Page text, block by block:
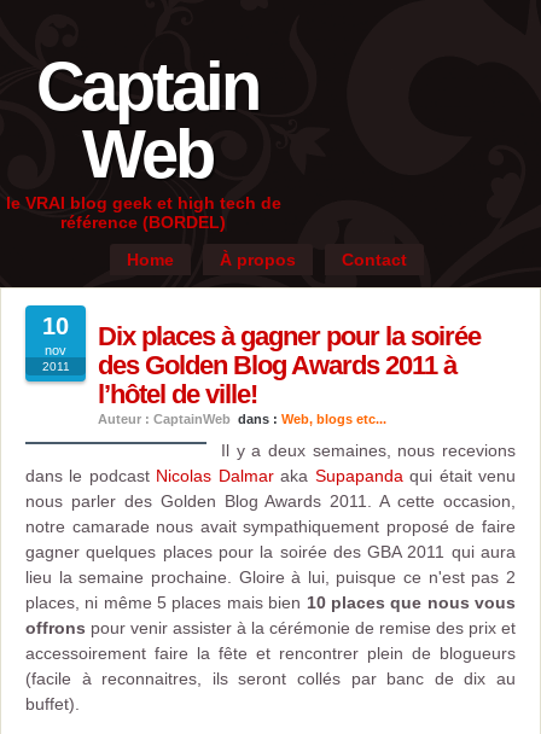
Captain
Web
le VRAI blog geek et high tech de
référence (BORDEL)
Home
À propos Contact
10
nov
2011
Dix places à gagner pour la soirée
des Golden Blog Awards 2011 à
l’hôtel de ville!
Auteur : CaptainWeb dans : Web, blogs etc...
Il y a deux semaines, nous recevions
dans le podcast Nicolas Dalmaraka Supapanda qui était venu
nous parler des Golden Blog Awards 2011. A cette occasion,
notre camarade nous avait sympathiquement proposé de faire
gagner quelques places pour la soirée des GBA 2011 qui aura
lieu la semaine prochaine. Gloire à lui, puisque ce n'est pas 2
places, ni même 5 places mais bien 10 places que nous vous
offrons pour venir assister à la cérémonie de remise des prix et
accessoirement faire la fête et rencontrer plein de blogueurs
(facile à reconnaitres, ils seront collés par banc de dix au
buffet).